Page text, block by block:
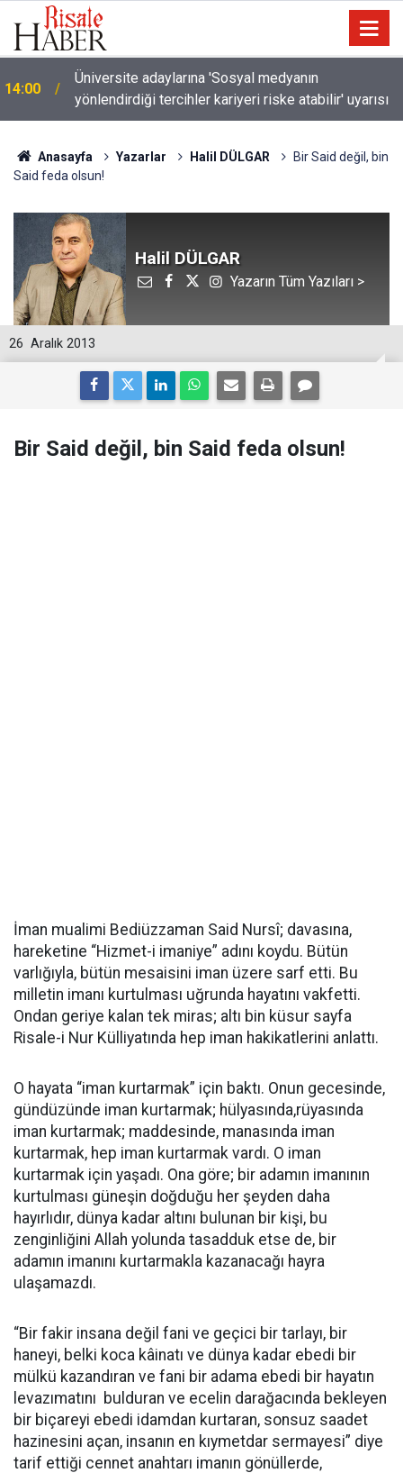
14:00
Üniversite adaylarına 'Sosyal medyanın
yönlendirdiği tercihler kariyeri riske atabilir' uyarısı
Anasayfa Yazarlar Halil DÜLGAR
Bir Said değil, bin
Said feda olsun!
Halil DÜLGAR
Yazarın Tüm Yazıları >
26 Aralık 2013
Bir Said değil, bin Said feda olsun!
İman mualimi Bediüzzaman Said Nursî; davasına,
hareketine “Hizmet-i imaniye” adını koydu. Bütün
varlığıyla, bütün mesaisini iman üzere sarf etti. Bu
milletin imanı kurtulması uğrunda hayatını vakfetti.
Ondan geriye kalan tek miras; altı bin küsur sayfa
Risale-i Nur Külliyatında hep iman hakikatlerini anlattı.
O hayata “iman kurtarmak” için baktı. Onun gecesinde,
gündüzünde iman kurtarmak; hülyasında,rüyasında
iman kurtarmak; maddesinde, manasında iman
kurtarmak, hep iman kurtarmak vardı. O iman
kurtarmak için yaşadı. Ona göre; bir adamın imanının
kurtulması güneşin doğduğu her şeyden daha
hayırlıdır, dünya kadar altını bulunan bir kişi, bu
zenginliğini Allah yolunda tasadduk etse de, bir
adamın imanını kurtarmakla kazanacağı hayra
ulaşamazdı.
“Bir fakir insana değil fani ve geçici bir tarlayı, bir
haneyi, belki koca kâinatı ve dünya kadar ebedi bir
mülkü kazandıran ve fani bir adama ebedi bir hayatın
levazımatını bulduran ve ecelin darağacında bekleyen
bir biçareyi ebedi idamdan kurtaran, sonsuz saadet
hazinesini açan, insanın en kıymetdar sermayesi” diye
tarif ettiği cennet anahtarı imanın gönüllerde,